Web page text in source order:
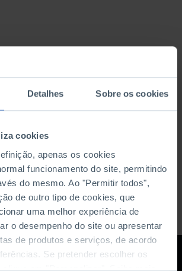
Detalhes Sobre os cookies
cookies
apenas os cookies
funcionamento do site, permitindo
do mesmo. Ao "Permitir todos",
de outro tipo de cookies, que
uma melhor experiência de
o desempenho do site ou apresentar
de produtos e serviços, de acordo
Se pretender escolher os
em "Personalizar". Saiba mais
tem nenhuma
realizada
pesquisa para ver aqui os
Glossário